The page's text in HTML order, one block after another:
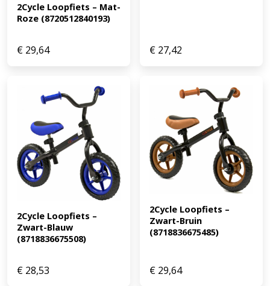
2Cycle Loopfiets – Mat-
Roze (8720512840193)
€ 29,64 € 27,42
2Cycle Loopfiets –
Zwart-Blauw
(8718836675508)
€ 28,53
2Cycle Loopfiets –
Zwart-Bruin
(8718836675485)
€ 29,64